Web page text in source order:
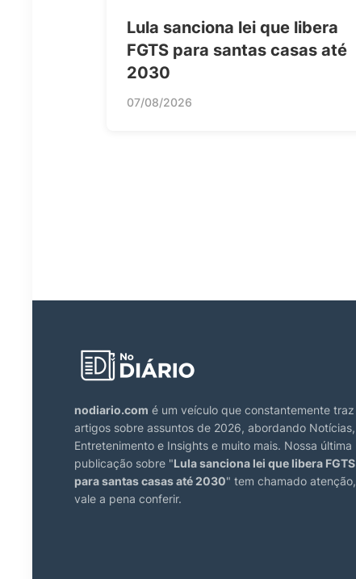
Lula sanciona lei que libera
FGTS para santas casas até
2030
07/08/2026
nodiario.com é um veículo que constantemente traz
artigos sobre assuntos de 2026, abordando Notícias,
Entretenimento e Insights e muito mais. Nossa última
publicação sobre "Lula sanciona lei que libera FGTS
para santas casas até 2030" tem chamado atenção,
vale a pena conferir.